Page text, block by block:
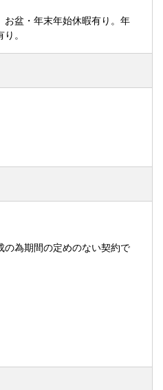
お盆・年末年始休暇有り。年
。
の為期間の定めのない契約で